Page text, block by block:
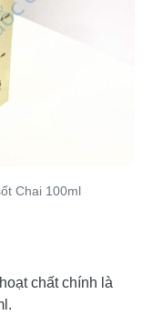
Chai 100ml
chất chính là